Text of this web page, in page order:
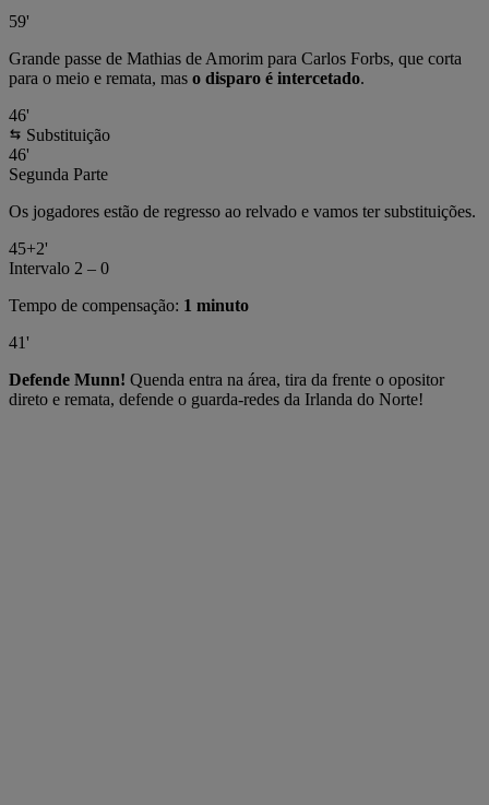
59'
Grande passe de Mathias de Amorim para Carlos Forbs, que corta
para o meio e remata, mas o disparo é intercetado.
46'
Substituição
46'
Segunda Parte
Os jogadores estão de regresso ao relvado e vamos ter substituições.
45+2'
Intervalo 2 – 0
Tempo de compensação: 1 minuto
41'
Defende Munn! Quenda entra na área, tira da frente o opositor
direto e remata, defende o guarda-redes da Irlanda do Norte!